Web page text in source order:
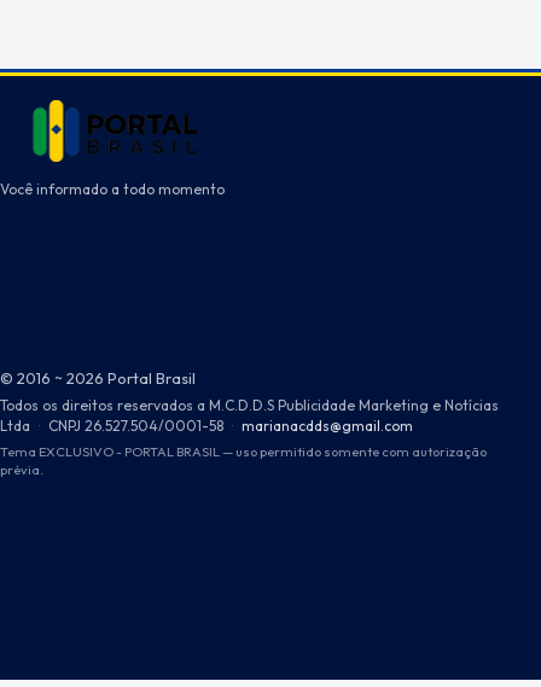
Você informado a todo momento
© 2016 ~ 2026 Portal Brasil
Todos os direitos reservados a M.C.D.D.S Publicidade Marketing e Notícias
Ltda · CNPJ 26.527.504/0001-58 · marianacdds@gmail.com
Tema EXCLUSIVO - PORTAL BRASIL — uso permitido somente com autorização
prévia.